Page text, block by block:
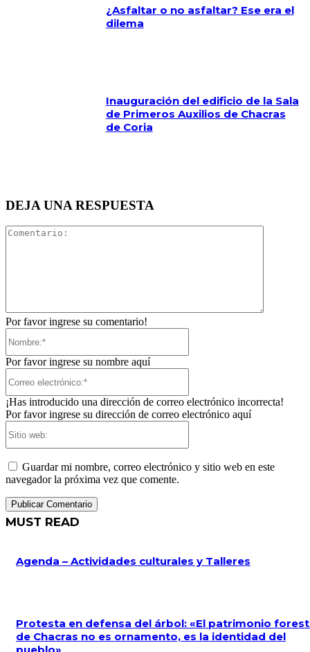
¿Asfaltar o no asfaltar? Ese era el
dilema
Inauguración del edificio de la Sala
de Primeros Auxilios de Chacras
de Coria
DEJA UNA RESPUESTA
Por favor ingrese su comentario!
Por favor ingrese su nombre aquí
¡Has introducido una dirección de correo electrónico incorrecta!
Por favor ingrese su dirección de correo electrónico aquí
Guardar mi nombre, correo electrónico y sitio web en este
navegador la próxima vez que comente.
MUST READ
Agenda – Actividades culturales y Talleres
Protesta en defensa del árbol: «El patrimonio
de Chacras no es ornamento, es la identidad del